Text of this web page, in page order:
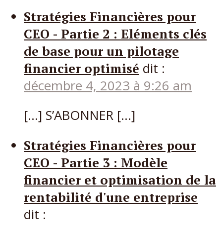
Stratégies Financières pour
CEO - Partie 2 : Eléments clés
de base pour un pilotage
financier optimisé dit :
décembre 4, 2023 à 9:26 am
[…] S’ABONNER […]
Stratégies Financières pour
CEO - Partie 3 : Modèle
financier et optimisation de la
rentabilité d'une entreprise
dit :